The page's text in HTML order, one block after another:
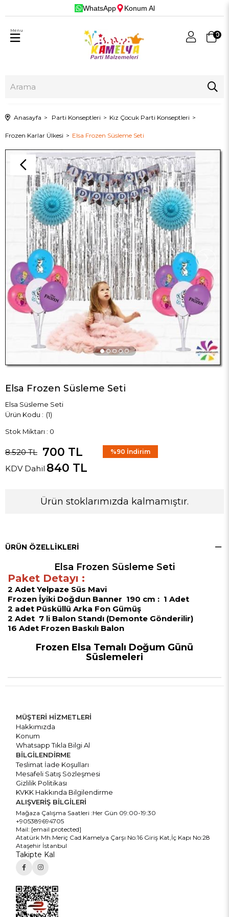
WhatsApp Konum Al
0
Menu
Anasayfa Parti Konseptleri Kız Çocuk Parti Konseptleri
Frozen Karlar Ülkesi Elsa Frozen Süsleme Seti
Elsa Frozen Süsleme Seti
Elsa Süsleme Seti
(1)
Stok Miktarı : 0
8.520 TL 700 TL
KDV Dahil 840 TL
%90 İndirim
Ürün stoklarımızda kalmamıştır.
ÜRÜN ÖZELLIKLERI
Elsa Frozen Süsleme Seti
Paket Detayı :
2 Adet Yelpaze Süs Mavi
Frozen İyiki Doğdun Banner 190 cm : 1 Adet
2 adet Püsküllü Arka Fon Gümüş
2 Adet 7 li Balon Standı (Demonte Gönderilir)
16 Adet Frozen Baskılı Balon
Frozen Elsa Temalı Doğum Günü
Süslemeleri
MÜŞTERİ HİZMETLERİ
Hakkımızda
Konum
Whatsapp Tıkla Bilgi Al
BİLGİLENDİRME
Teslimat İade Koşulları
Mesafeli Satış Sözleşmesi
Gizlilik Politikası
KVKK Hakkında Bilgilendirme
ALIŞVERİŞ BİLGİLERİ
Mağaza Çalışma Saatleri :Her Gün 09:00-19:30
+905389694705
Mail: [email protected]
Atatürk Mh.Meriç Cad.Kamelya Çarşı No:16 Giriş Kat,İç Kapı No:28
Ataşehir İstanbul
Takipte Kal